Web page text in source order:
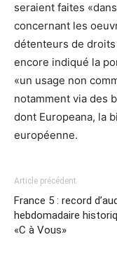
seraient faites
concernant les
détenteurs de
encore indiqué la
«un usage non
notamment via des
dont Europeana, la
européenne.
Article précédent
France 5 : record
hebdomadaire
«C à Vous»